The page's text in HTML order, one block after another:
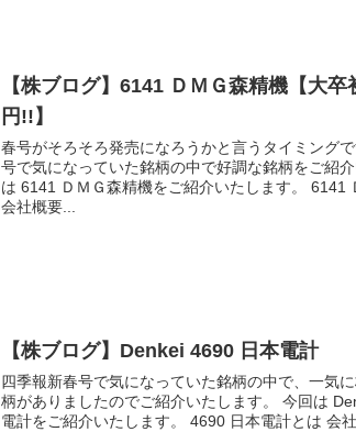
【株ブログ】6141 ＤＭＧ森精機【大卒
円!!】
春号がそろそろ発売になろうかと言うタイミング
号で気になっていた銘柄の中で好調な銘柄をご紹
は 6141 ＤＭＧ森精機をご紹介いたします。 6141
会社概要...
【株ブログ】Denkei 4690 日本電計
四季報新春号で気になっていた銘柄の中で、一気
柄がありましたのでご紹介いたします。 今回は
電計をご紹介いたします。 4690 日本電計とは 会社